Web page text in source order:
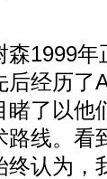
年
后经历了
睹了以他
路线。看
终认为，